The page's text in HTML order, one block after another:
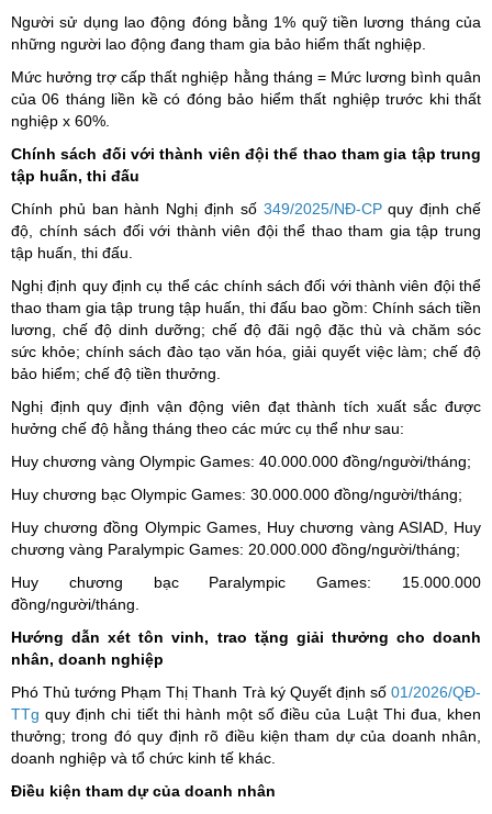
Người sử dụng lao động đóng bằng 1% quỹ tiền lương tháng của
những người lao động đang tham gia bảo hiểm thất nghiệp.
Mức hưởng trợ cấp thất nghiệp hằng tháng = Mức lương bình quân
của 06 tháng liền kề có đóng bảo hiểm thất nghiệp trước khi thất
nghiệp x 60%.
Chính sách đối với thành viên đội thể thao tham gia tập trung
tập huấn, thi đấu
Chính phủ ban hành Nghị định số 349/2025/NĐ-CPquy định chế
độ, chính sách đối với thành viên đội thể thao tham gia tập trung
tập huấn, thi đấu.
Nghị định quy định cụ thể các chính sách đối với thành viên đội thể
thao tham gia tập trung tập huấn, thi đấu bao gồm: Chính sách tiền
lương, chế độ dinh dưỡng; chế độ đãi ngộ đặc thù và chăm sóc
sức khỏe; chính sách đào tạo văn hóa, giải quyết việc làm; chế độ
bảo hiểm; chế độ tiền thưởng.
Nghị định quy định vận động viên đạt thành tích xuất sắc được
hưởng chế độ hằng tháng theo các mức cụ thể như sau:
Huy chương vàng Olympic Games: 40.000.000 đồng/người/tháng;
Huy chương bạc Olympic Games: 30.000.000 đồng/người/tháng;
Huy chương đồng Olympic Games, Huy chương vàng ASIAD, Huy
chương vàng Paralympic Games: 20.000.000 đồng/người/tháng;
Huy chương bạc Paralympic Games: 15.000.000
đồng/người/tháng.
Hướng dẫn xét tôn vinh, trao tặng giải thưởng cho doanh
nhân, doanh nghiệp
Phó Thủ tướng Phạm Thị Thanh Trà ký Quyết định số 01/2026/QĐ-
TTg quy định chi tiết thi hành một số điều của Luật Thi đua, khen
thưởng; trong đó quy định rõ điều kiện tham dự của doanh nhân,
doanh nghiệp và tổ chức kinh tế khác.
Điều kiện tham dự của doanh nhân